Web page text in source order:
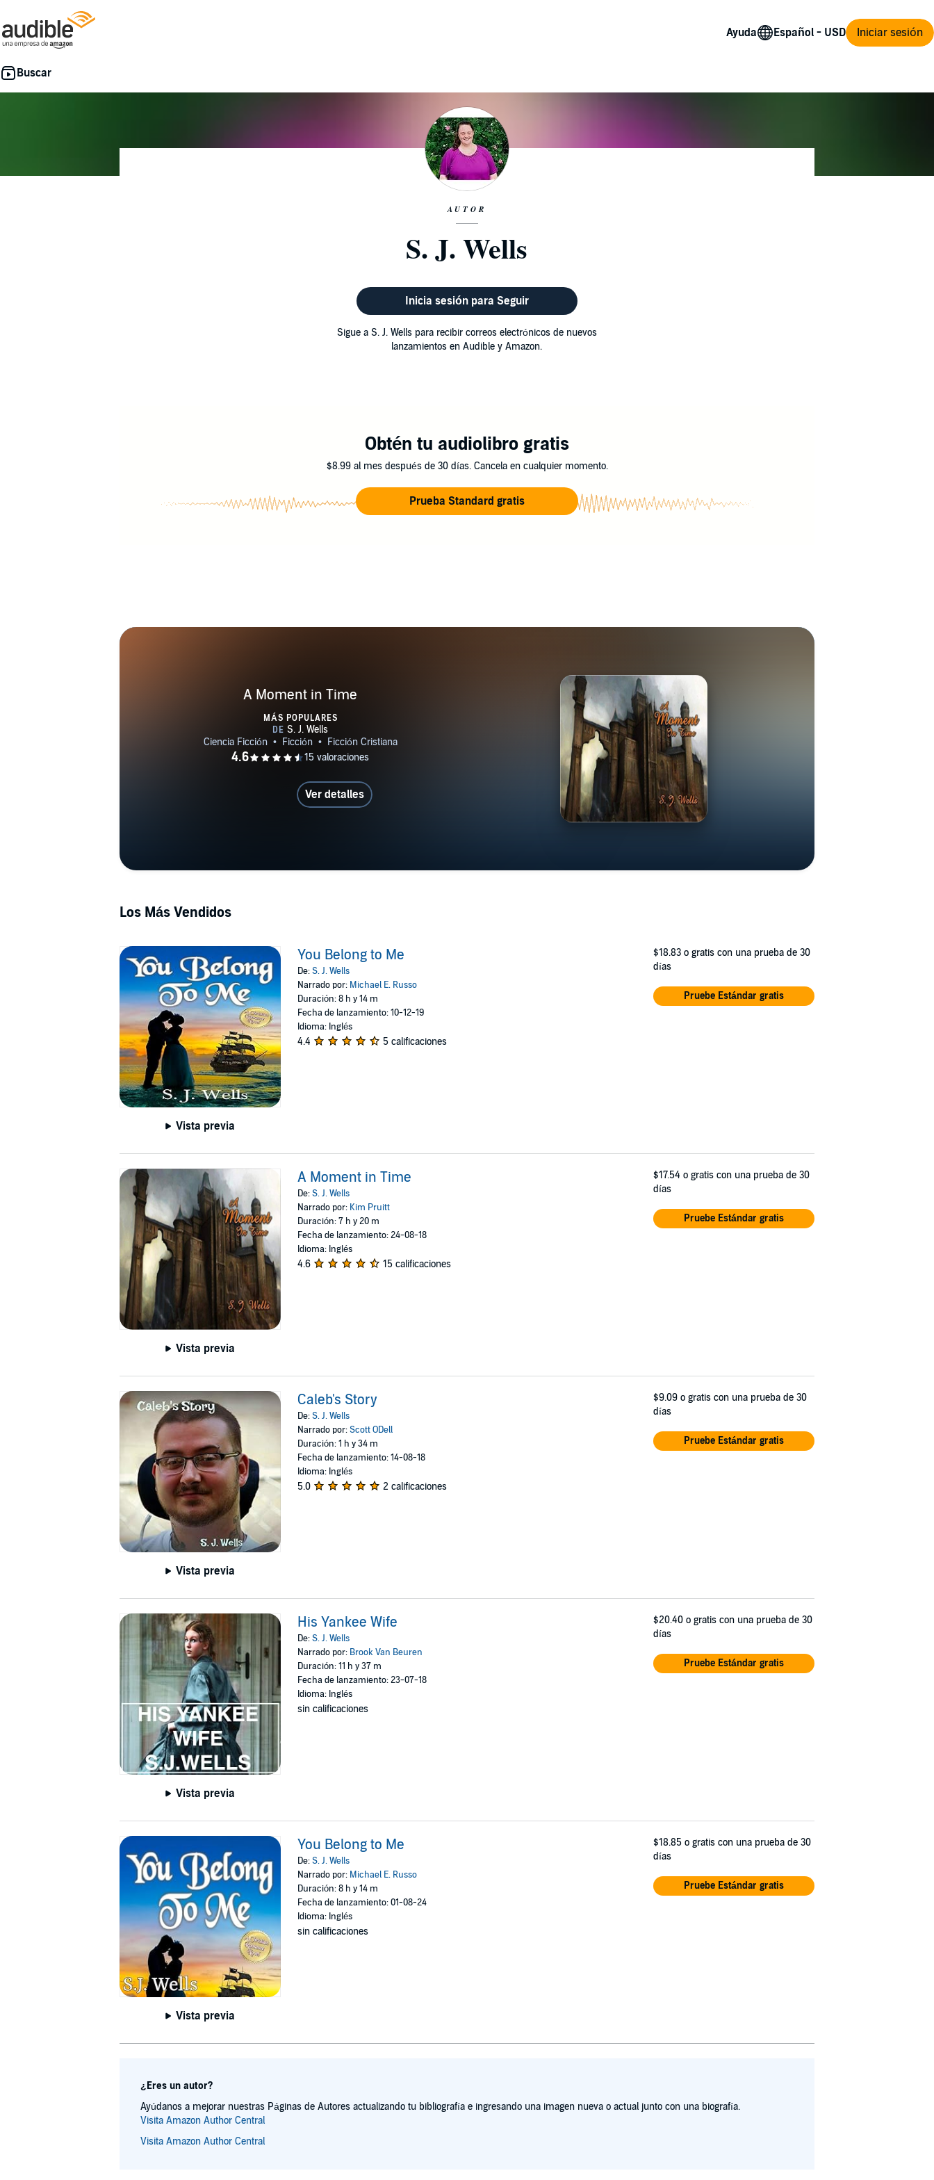
Ayuda Iniciar sesión
AUTOR
S. J. Wells
Inicia sesión para Seguir
Sigue a S. J. Wells para recibir correos electrónicos de nuevos
lanzamientos en Audible y Amazon.
Obtén tu audiolibro gratis
$8.99 al mes después de 30 días. Cancela en cualquier momento.
Prueba Standard gratis
A Moment in Time
MÁS POPULARES
Ver detalles
Los Más Vendidos
Vista previa
You Belong to Me
De:S. J. Wells
Narrado por: Michael E. Russo
Duración: 8 h y 14 m
Fecha de lanzamiento: 10-12-19
Idioma: Inglés
4.4 5 calificaciones
$18.83 o gratis con una prueba de 30
días
Pruebe Estándar gratis
Vista previa
A Moment in Time
De:S. J. Wells
Narrado por: Kim Pruitt
Duración: 7 h y 20 m
Fecha de lanzamiento: 24-08-18
Idioma: Inglés
4.6 15 calificaciones
$17.54 o gratis con una prueba de 30
días
Pruebe Estándar gratis
Vista previa
Caleb's Story
De:S. J. Wells
Narrado por:Scott ODell
Duración: 1 h y 34 m
Fecha de lanzamiento: 14-08-18
Idioma: Inglés
5.0 2 calificaciones
$9.09 o gratis con una prueba de 30
días
Pruebe Estándar gratis
Vista previa
His Yankee Wife
De:S. J. Wells
Narrado por: Brook Van Beuren
Duración: 11 h y 37 m
Fecha de lanzamiento: 23-07-18
Idioma: Inglés
sin calificaciones
$20.40 o gratis con una prueba de 30
días
Pruebe Estándar gratis
Vista previa
You Belong to Me
De:S. J. Wells
Narrado por: Michael E. Russo
Duración: 8 h y 14 m
Fecha de lanzamiento: 01-08-24
Idioma: Inglés
sin calificaciones
$18.85 o gratis con una prueba de 30
días
Pruebe Estándar gratis
¿Eres un autor?
Ayúdanos a mejorar nuestras Páginas de Autores actualizando tu bibliografía e ingresando una imagen nueva o actual junto con una biografía.
Visita Amazon Author Central
Visita Amazon Author Central